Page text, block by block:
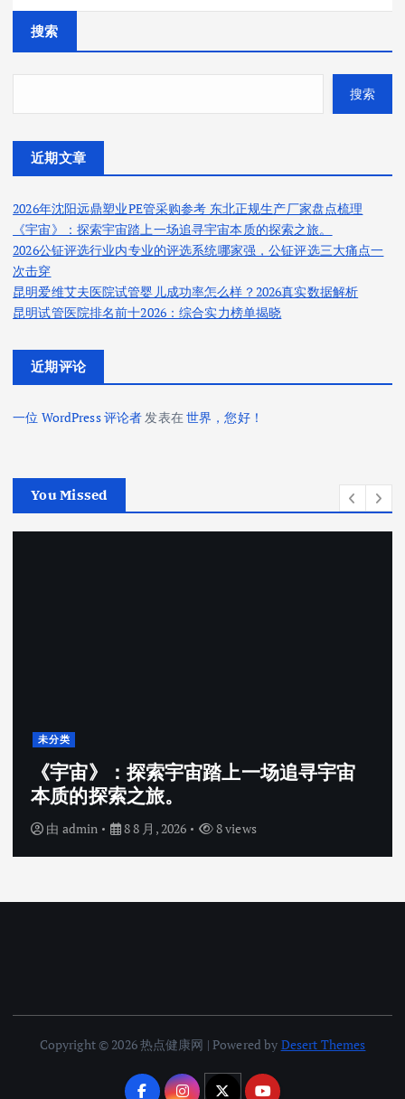
搜索
搜索
近期文章
2026年沈阳远鼎塑业PE管采购参考 东北正规生产厂家盘点梳理
《宇宙》：探索宇宙踏上一场追寻宇宙本质的探索之旅。
2026公钲评选行业内专业的评选系统哪家强，公钲评选三大痛点一
次击穿
昆明爱维艾夫医院试管婴儿成功率怎么样？2026真实数据解析
昆明试管医院排名前十2026：综合实力榜单揭晓
近期评论
一位 WordPress 评论者发表在世界，您好！
You Missed
未分类
《宇宙》：探索宇宙踏上一场追寻宇宙
本质的探索之旅。
由 admin 8 8 月, 2026 8 views
Copyright © 2026 热点健康网 | Powered by Desert Themes